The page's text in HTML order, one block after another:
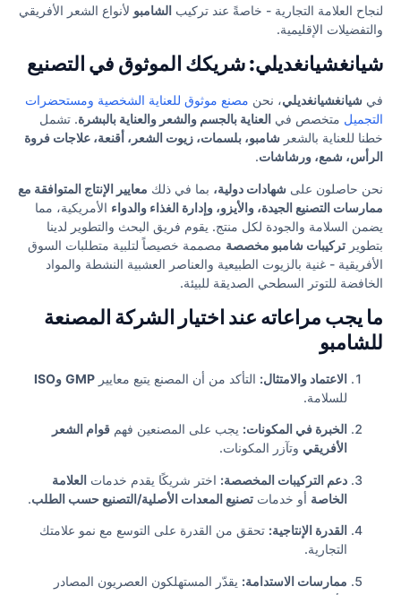
لنجاح العلامة التجارية - خاصةً عند تركيب الشامبو لأنواع الشعر الأفريقي
والتفضيلات الإقليمية.
شيانغشيانغديلي: شريكك الموثوق في التصنيع
في شيانغشيانغديلي، نحن مصنع موثوق للعناية الشخصية ومستحضرات
التجميل متخصص في العناية بالجسم والشعر والعناية بالبشرة. تشمل
خطنا للعناية بالشعر شامبو، بلسمات، زيوت الشعر، أقنعة، علاجات فروة
الرأس، شمع، ورشاشات.
نحن حاصلون على شهادات دولية، بما في ذلك معايير الإنتاج المتوافقة مع
ممارسات التصنيع الجيدة، والأيزو، وإدارة الغذاء والدواء الأمريكية، مما
يضمن السلامة والجودة لكل منتج. يقوم فريق البحث والتطوير لدينا
بتطوير تركيبات شامبو مخصصة مصممة خصيصاً لتلبية متطلبات السوق
الأفريقية - غنية بالزيوت الطبيعية والعناصر العشبية النشطة والمواد
الخافضة للتوتر السطحي الصديقة للبيئة.
ما يجب مراعاته عند اختيار الشركة المصنعة
للشامبو
الاعتماد والامتثال: التأكد من أن المصنع يتبع معايير GMP وISO
للسلامة.
الخبرة في المكونات: يجب على المصنعين فهم قوام الشعر
الأفريقي وتآزر المكونات.
دعم التركيبات المخصصة: اختر شريكًا يقدم خدمات العلامة
الخاصة أو خدمات تصنيع المعدات الأصلية/التصنيع حسب الطلب.
القدرة الإنتاجية: تحقق من القدرة على التوسع مع نمو علامتك
التجارية.
ممارسات الاستدامة: يقدّر المستهلكون العصريون المصادر